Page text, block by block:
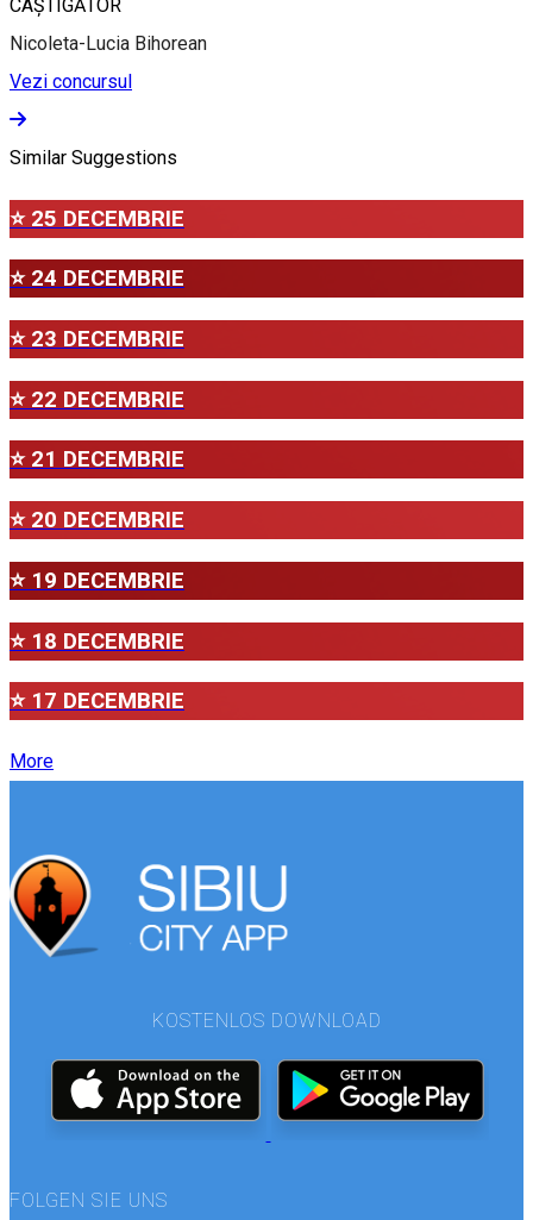
CÂȘTIGĂTOR
Nicoleta-Lucia Bihorean
Vezi concursul
Similar Suggestions
⭐ 25 DECEMBRIE
⭐ 24 DECEMBRIE
⭐ 23 DECEMBRIE
⭐ 22 DECEMBRIE
⭐ 21 DECEMBRIE
⭐ 20 DECEMBRIE
⭐ 19 DECEMBRIE
⭐ 18 DECEMBRIE
⭐ 17 DECEMBRIE
More
KOSTENLOS DOWNLOAD
FOLGEN SIE UNS